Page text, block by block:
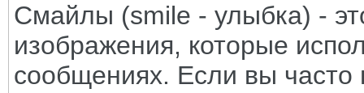
Смайлы (smile - улыбка) -
изображения, которые
сообщениях. Если вы часто